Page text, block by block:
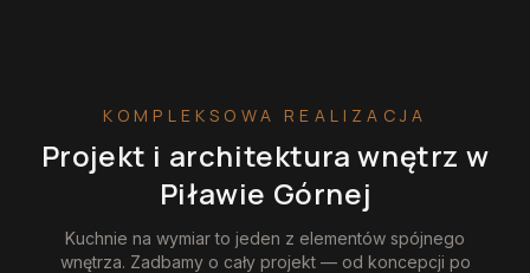
KOMPLEKSOWA REALIZACJA
Projekt i architektura wnętrz w
Piławie Górnej
Kuchnie na wymiarto jeden z elementów spójnego
wnętrza. Zadbamy o cały projekt — od koncepcji po